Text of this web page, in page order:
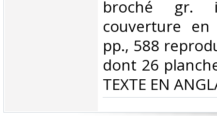
broché gr.
couverture en
pp., 588
dont 26
TEXTE EN